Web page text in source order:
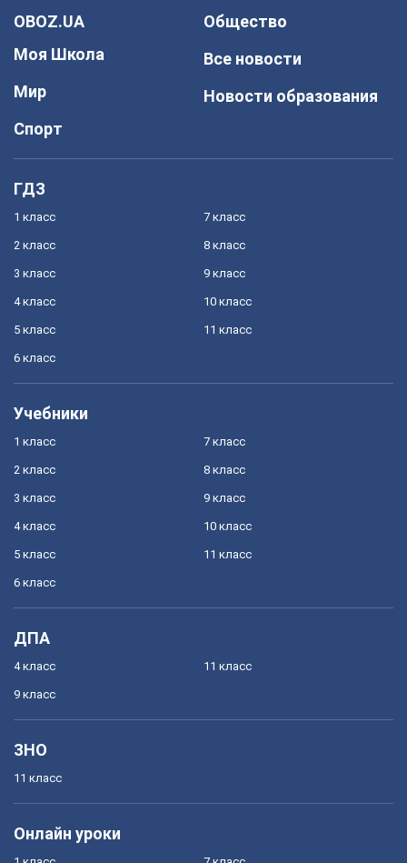
OBOZ.UA
Моя Школа
Мир
Спорт
Общество
Все новости
Новости образования
ГДЗ
1 класс
2 класс
3 класс
4 класс
5 класс
6 класс
7 класс
8 класс
9 класс
10 класс
11 класс
Учебники
1 класс
2 класс
3 класс
4 класс
5 класс
6 класс
7 класс
8 класс
9 класс
10 класс
11 класс
ДПА
4 класс
9 класс
11 класс
ЗНО
11 класс
Онлайн уроки